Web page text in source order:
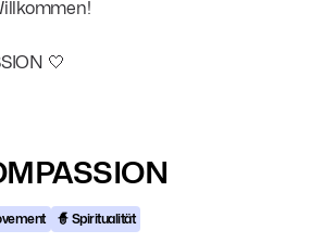
🤍
🧙 Spiritualität